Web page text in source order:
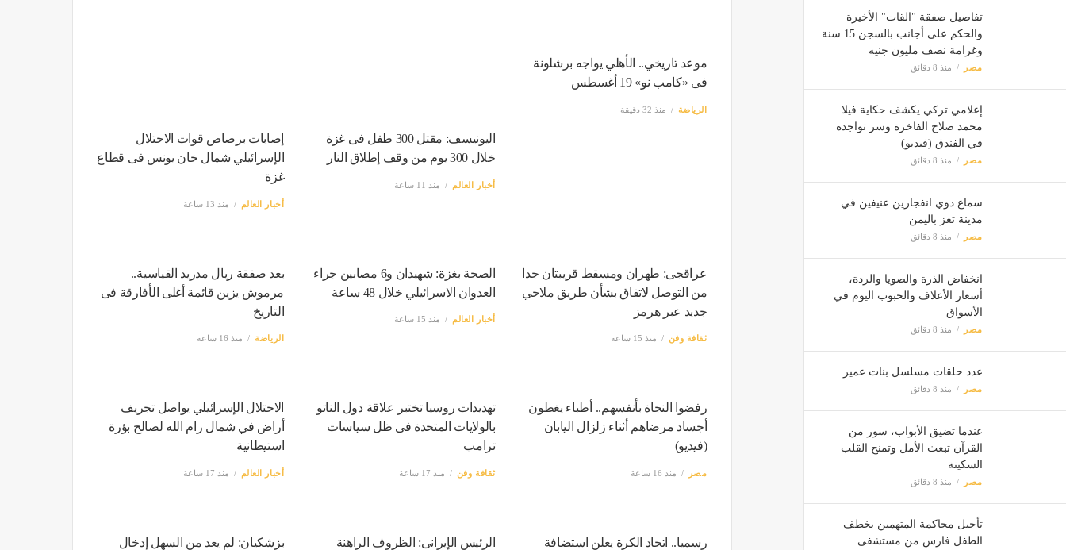
تفاصيل صفقة "القات" الأخيرة
والحكم على أجانب بالسجن 15 سنة
وغرامة نصف مليون جنيه
مصر منذ 8 دقائق
إعلامي تركي يكشف حكاية فيلا
محمد صلاح الفاخرة وسر تواجده
في الفندق (فيديو)
مصر منذ 8 دقائق
سماع دوي انفجارين عنيفين في
مدينة تعز باليمن
مصر منذ 8 دقائق
انخفاض الذرة والصويا والردة،
أسعار الأعلاف والحبوب اليوم في
الأسواق
مصر منذ 8 دقائق
عدد حلقات مسلسل بنات عمير
مصر منذ 8 دقائق
عندما تضيق الأبواب، سور من
القرآن تبعث الأمل وتمنح القلب
السكينة
مصر منذ 8 دقائق
تأجيل محاكمة المتهمين بخطف
الطفل فارس من مستشفى
موعد تاريخي.. الأهلي يواجه برشلونة
فى «كامب نو» 19 أغسطس
الرياضة منذ 32 دقيقة
اليونيسف: مقتل 300 طفل فى غزة
خلال 300 يوم من وقف إطلاق النار
أخبار العالم منذ 11 ساعة
إصابات برصاص قوات الاحتلال
الإسرائيلي شمال خان يونس فى قطاع
غزة
أخبار العالم منذ 13 ساعة
عراقجى: طهران ومسقط قريبتان جدا
من التوصل لاتفاق بشأن طريق ملاحي
جديد عبر هرمز
ثقافة وفن منذ 15 ساعة
الصحة بغزة: شهيدان و6 مصابين جراء
العدوان الاسرائيلي خلال 48 ساعة
أخبار العالم منذ 15 ساعة
بعد صفقة ريال مدريد القياسية..
مرموش يزين قائمة أغلى الأفارقة فى
التاريخ
الرياضة منذ 16 ساعة
رفضوا النجاة بأنفسهم.. أطباء يغطون
أجساد مرضاهم أثناء زلزال اليابان
(فيديو)
مصر منذ 16 ساعة
تهديدات روسيا تختبر علاقة دول الناتو
بالولايات المتحدة فى ظل سياسات
ترامب
ثقافة وفن منذ 17 ساعة
الاحتلال الإسرائيلي يواصل تجريف
أراض في شمال رام الله لصالح بؤرة
استيطانية
أخبار العالم منذ 17 ساعة
رسميا.. اتحاد الكرة يعلن استضافة
الرئيس الإيرانى: الظروف الراهنة
بزشكيان: لم يعد من السهل إدخال